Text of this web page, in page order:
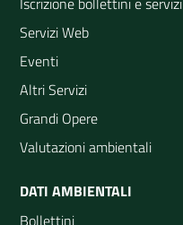
Servizi Web
Eventi
Altri Servizi
Grandi Opere
Valutazioni ambientali
DATI AMBIENTALI
Bollettini